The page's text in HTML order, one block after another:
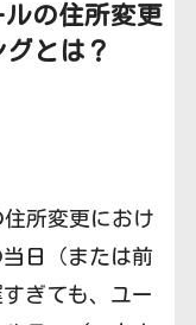
ルの住所変更
とは？
所変更におけ
日（または前
ぎても、ユー